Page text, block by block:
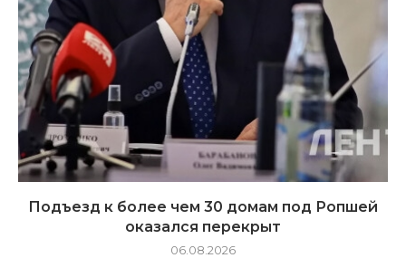
Подъезд к более чем 30 домам под Ропшей
оказался перекрыт
06.08.2026